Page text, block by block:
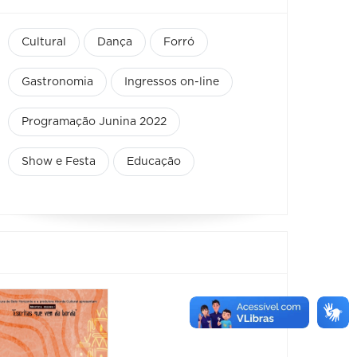
Cultural Dança Forró
Gastronomia Ingressos on-line
Programação Junina 2022
Show e Festa Educação
Encantaria